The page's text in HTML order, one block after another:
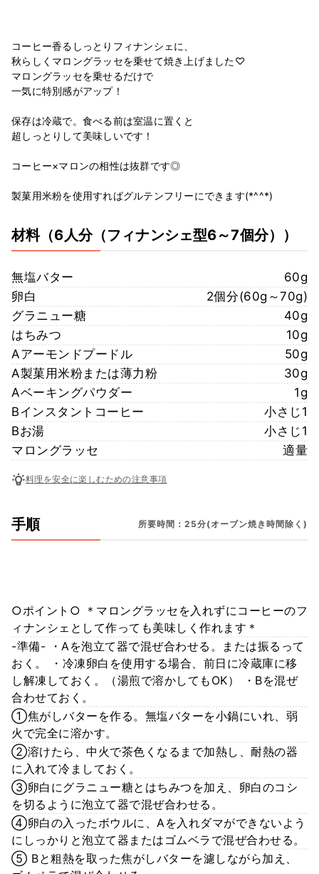
コーヒー香るしっとりフィナンシェに、
秋らしくマロングラッセを乗せて焼き上げました♡
マロングラッセを乗せるだけで
一気に特別感がアップ！
保存は冷蔵で。食べる前は室温に置くと
超しっとりして美味しいです！
コーヒー×マロンの相性は抜群です◎
製菓用米粉を使用すればグルテンフリーにできます(*^^*)
材料（6人分（フィナンシェ型6～7個分））
無塩バター
60g
卵白
2個分(60g～70g)
グラニュー糖
40g
はちみつ
10g
Aアーモンドプードル
50g
A製菓用米粉または薄力粉
30g
Aベーキングパウダー
1g
Bインスタントコーヒー
小さじ1
Bお湯
小さじ1
マロングラッセ
適量
料理を安全に楽しむための注意事項
手順 所要時間：25分(オーブン焼き時間除く)
○ポイント○ ＊マロングラッセを入れずにコーヒーのフ
ィナンシェとして作っても美味しく作れます＊
-準備- ・Aを泡立て器で混ぜ合わせる。または振るって
おく。 ・冷凍卵白を使用する場合、前日に冷蔵庫に移
し解凍しておく。（湯煎で溶かしてもOK） ・Bを混ぜ
合わせておく。
①焦がしバターを作る。無塩バターを小鍋にいれ、弱
火で完全に溶かす。
②溶けたら、中火で茶色くなるまで加熱し、耐熱の器
に入れて冷ましておく。
③卵白にグラニュー糖とはちみつを加え、卵白のコシ
を切るように泡立て器で混ぜ合わせる。
④卵白の入ったボウルに、Aを入れダマができないよう
にしっかりと泡立て器またはゴムベラで混ぜ合わせる。
⑤ Bと粗熱を取った焦がしバターを濾しながら加え、